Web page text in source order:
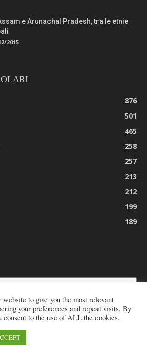
e Arunachal Pradesh, tra le etnie
2015
876
501
465
258
257
213
212
199
189
All rights reserved - Etnie -
website to give you the most relevant
your preferences and repeat visits. By
to the use of ALL the cookies.